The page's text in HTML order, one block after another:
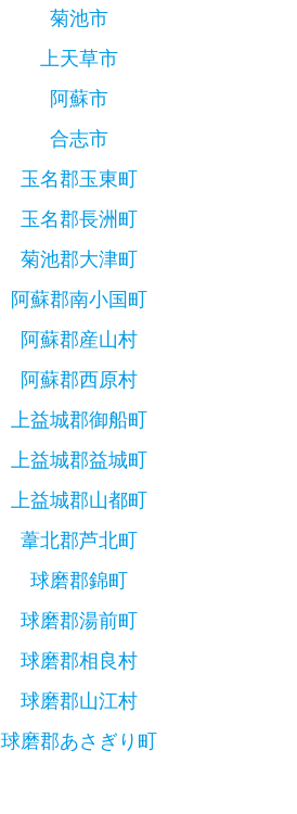
菊池市
上天草市
阿蘇市
合志市
玉名郡玉東町
玉名郡長洲町
菊池郡大津町
阿蘇郡南小国町
阿蘇郡産山村
阿蘇郡西原村
上益城郡御船町
上益城郡益城町
上益城郡山都町
葦北郡芦北町
球磨郡錦町
球磨郡湯前町
球磨郡相良村
球磨郡山江村
球磨郡あさぎり町